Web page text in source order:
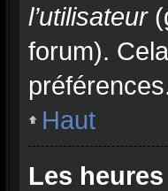
l’utilisateur
forum).
Haut
Les